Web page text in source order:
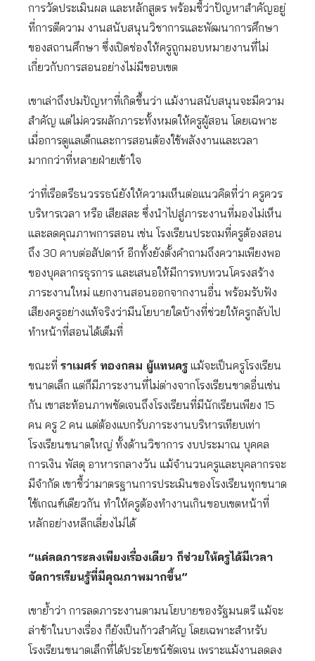
การวัดประเมินผล และหลักสูตร พร้อมชี้ว่าปัญหาสำคัญอยู่
ที่การตีความ งานสนับสนุนวิชาการและพัฒนาการศึกษา
ของสถานศึกษา ซึ่งเปิดช่องให้ครูถูกมอบหมายงานที่ไม่
เกี่ยวกับการสอนอย่างไม่มีขอบเขต
เขาเล่าถึงปมปัญหาที่เกิดขึ้นว่า แม้งานสนับสนุนจะมีความ
สำคัญ แต่ไม่ควรผลักภาระทั้งหมดให้ครูผู้สอน โดยเฉพาะ
เมื่อการดูแลเด็กและการสอนต้องใช้พลังงานและเวลา
มากกว่าที่หลายฝ่ายเข้าใจ
ว่าที่เรือตรีธนวรรธน์ยังให้ความเห็นต่อแนวคิดที่ว่า ครูควร
บริหารเวลา หรือ เสียสละ ซึ่งนำไปสู่ภาระงานที่มองไม่เห็น
และลดคุณภาพการสอน เช่น โรงเรียนประถมที่ครูต้องสอน
ถึง 30 คาบต่อสัปดาห์ อีกทั้งยังตั้งคำถามถึงความเพียงพอ
ของบุคลากรธุรการ และเสนอให้มีการทบทวนโครงสร้าง
ภาระงานใหม่ แยกงานสอนออกจากงานอื่น พร้อมรับฟัง
เสียงครูอย่างแท้จริงว่ามีนโยบายใดบ้างที่ช่วยให้ครูกลับไป
ทำหน้าที่สอนได้เต็มที่
ขณะที่ ราเมศร์ ทองกลม ผู้แทนครู แม้จะเป็นครูโรงเรียน
ขนาดเล็ก แต่ก็มีภาระงานที่ไม่ต่างจากโรงเรียนขาดอื่นเช่น
กัน เขาสะท้อนภาพชัดเจนถึงโรงเรียนที่มีนักเรียนเพียง 15
คน ครู 2 คน แต่ต้องแบกรับภาระงานบริหารเทียบเท่า
โรงเรียนขนาดใหญ่ ทั้งด้านวิชาการ งบประมาณ บุคคล
การเงิน พัสดุ อาหารกลางวัน แม้จำนวนครูและบุคลากรจะ
มีจำกัด เขาชี้ว่ามาตรฐานการประเมินของโรงเรียนทุกขนาด
ใช้เกณฑ์เดียวกัน ทำให้ครูต้องทำงานเกินขอบเขตหน้าที่
หลักอย่างหลีกเลี่ยงไม่ได้
“แค่ลดภาระลงเพียงเรื่องเดียว ก็ช่วยให้ครูได้มีเวลา
จัดการเรียนรู้ที่มีคุณภาพมากขึ้น”
เขาย้ำว่า การลดภาระงานตามนโยบายของรัฐมนตรี แม้จะ
ล่าช้าในบางเรื่อง ก็ยังเป็นก้าวสำคัญ โดยเฉพาะสำหรับ
โรงเรียนขนาดเล็กที่ได้ประโยชน์ชัดเจน เพราะแม้งานลดลง